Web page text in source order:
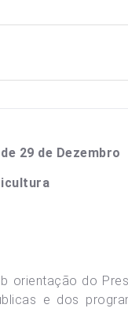
29 de Dezembro
orientação do
e dos